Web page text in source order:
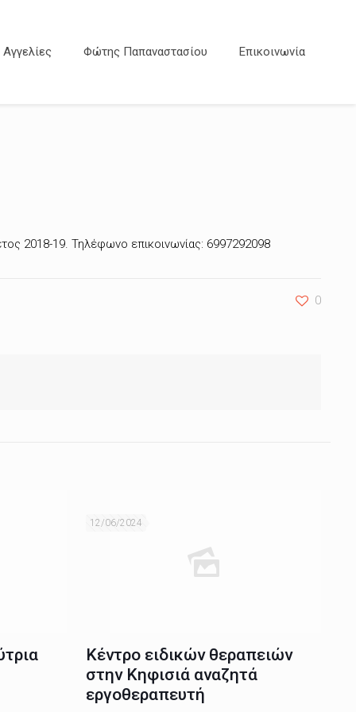
Αγγελίες Φώτης Παπαναστασίου Επικοινωνία
2018-19. Τηλέφωνο επικοινωνίας: 6997292098
0
12/06/2024
Κέντρο ειδικών θεραπειών
στην Κηφισιά αναζητά
εργοθεραπευτή